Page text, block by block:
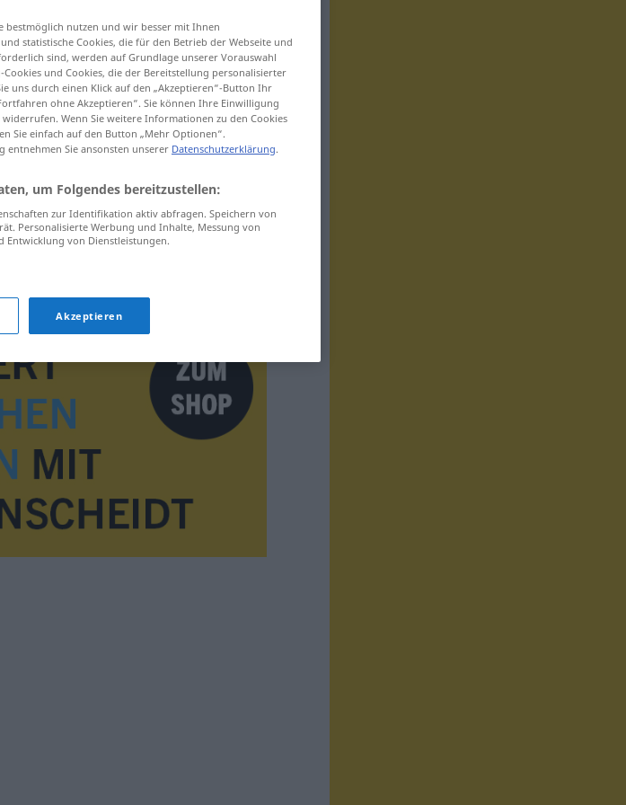
bestmöglich nutzen und wir besser mit Ihnen
statistische Cookies, die für den Betrieb der Webseite und
sind, werden auf Grundlage unserer Vorauswahl
und Cookies, die der Bereitstellung personalisierter
uns durch einen Klick auf den „Akzeptieren“-Button Ihr
ohne Akzeptieren“. Sie können Ihre Einwilligung
Wenn Sie weitere Informationen zu den Cookies
Sie einfach auf den Button „Mehr Optionen“.
entnehmen Sie ansonsten unserer Datenschutzerklärung.
um Folgendes bereitzustellen:
zur Identifikation aktiv abfragen. Speichern von
Personalisierte Werbung und Inhalte, Messung von
von Dienstleistungen.
Akzeptieren